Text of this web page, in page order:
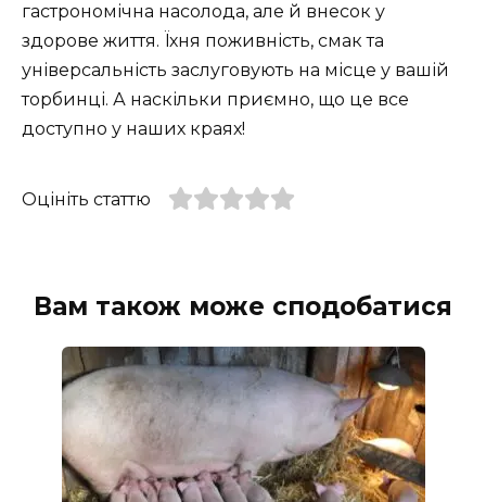
гастрономічна насолода, але й внесок у
здорове життя. Їхня поживність, смак та
універсальність заслуговують на місце у вашій
торбинці. А наскільки приємно, що це все
доступно у наших краях!
Оцініть статтю
Вам також може сподобатися